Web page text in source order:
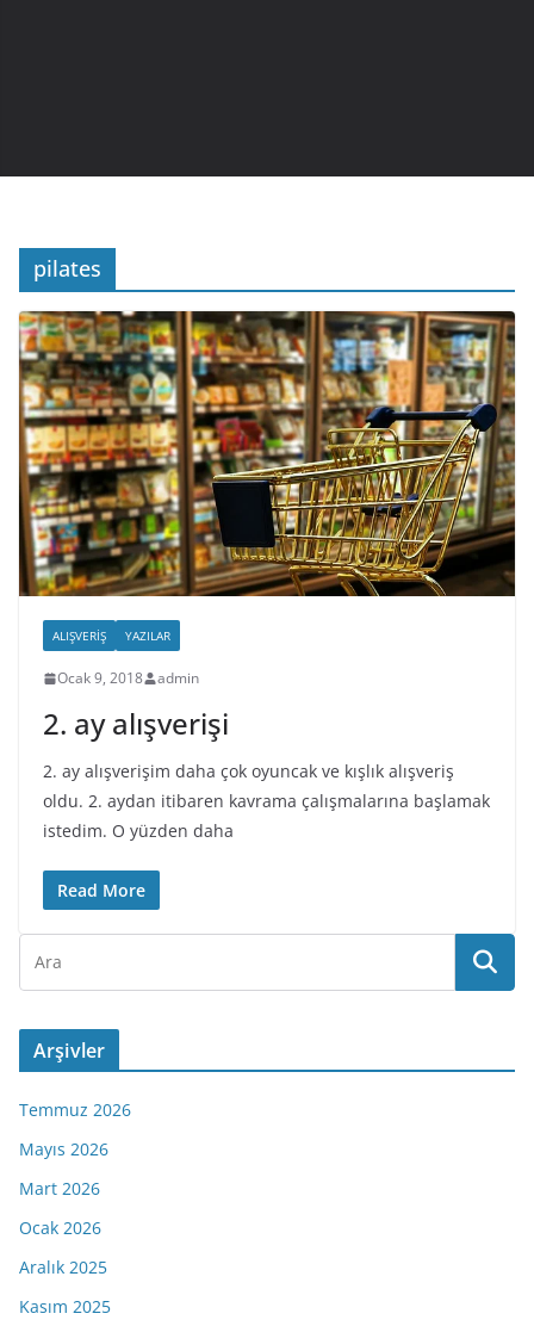
pilates
ALIŞVERIŞ YAZILAR
Ocak 9, 2018 admin
2. ay alışverişi
2. ay alışverişim daha çok oyuncak ve kışlık alışveriş
oldu. 2. aydan itibaren kavrama çalışmalarına başlamak
istedim. O yüzden daha
Read More
Arşivler
Temmuz 2026
Mayıs 2026
Mart 2026
Ocak 2026
Aralık 2025
Kasım 2025